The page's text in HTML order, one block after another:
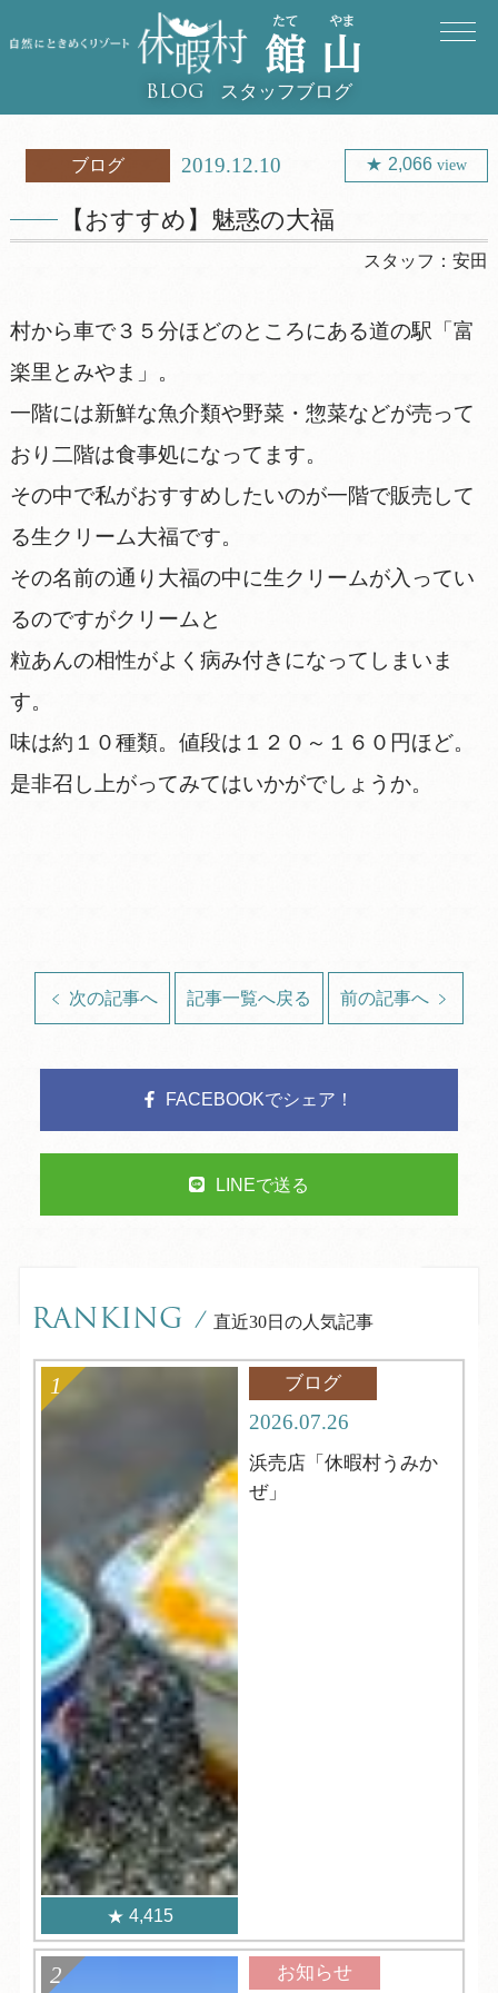
BLOG スタッフブログ
ブログ 2019.12.10 2,066view
【おすすめ】魅惑の大福
スタッフ：安田
村から車で３５分ほどのところにある道の駅「富
楽里とみやま」。
一階には新鮮な魚介類や野菜・惣菜などが売って
おり二階は食事処になってます。
その中で私がおすすめしたいのが一階で販売して
る生クリーム大福です。
その名前の通り大福の中に生クリームが入ってい
るのですがクリームと
粒あんの相性がよく病み付きになってしまいま
す。
味は約１０種類。値段は１２０～１６０円ほど。
是非召し上がってみてはいかがでしょうか。
次の記事へ 記事一覧へ戻る 前の記事へ
FACEBOOKでシェア！
LINEで送る
RANKING / 直近30日の人気記事
4,415
ブログ
2026.07.26
浜売店「休暇村うみか
ぜ」
お知らせ